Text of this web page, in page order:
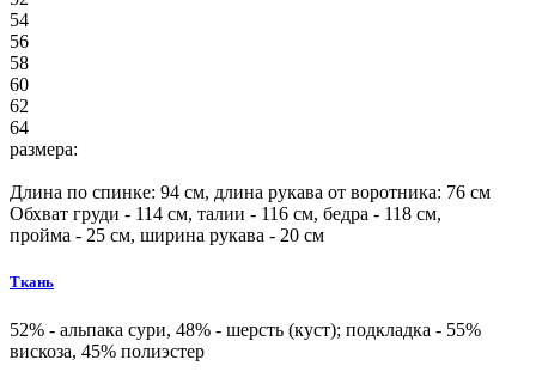
54
56
58
60
62
64
размера:
Длина по спинке: 94 см, длина рукава от воротника: 76 см
Обхват груди - 114 см, талии - 116 см, бедра - 118 см,
пройма - 25 см, ширина рукава - 20 см
Ткань
52% - альпака сури, 48% - шерсть (куст); подкладка - 55%
вискоза, 45% полиэстер